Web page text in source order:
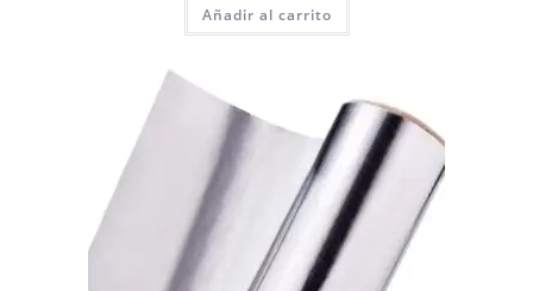
Añadir al carrito